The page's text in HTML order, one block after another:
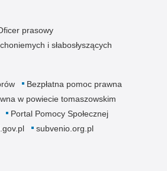
prasowy
i słabosłyszących
Bezpłatna pomoc prawna
w powiecie tomaszowskim
Portal Pomocy Społecznej
subvenio.org.pl